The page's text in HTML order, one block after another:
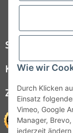
Wie wir
Durch Klicken
Einsatz
Vimeo, Google
Manager,
jederzeit
Steelboxx
Kundenservice